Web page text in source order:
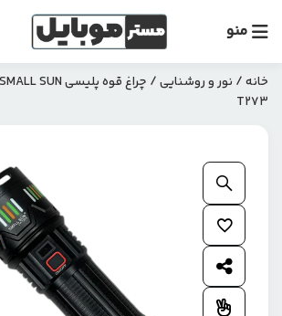
منو
خانه/ نور و روشنایی
T273
اشتراک گذاری محصول
افزودن به مقایسه